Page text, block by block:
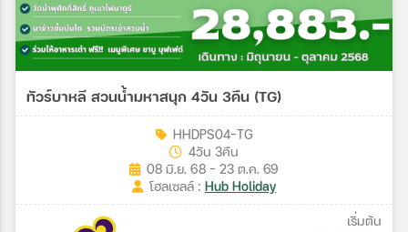
ทัวร์บาหลี สวนน้ำมหาสนุก 4วัน 3คืน (TG)
HHDPS04-TG
4วัน 3คืน
08 มิ.ย. 68 - 23 ต.ค. 69
โฮลเซลล์ : Hub Holiday
เริ่มต้น